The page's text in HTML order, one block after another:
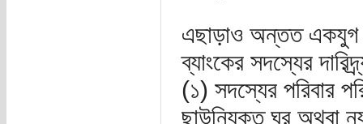
এছাড়াও অন্তত একযুগ
ব্যাংকের সদস্যের
(১) সদস্যের পরিবার
ছাউনিযুক্ত ঘর অথবা